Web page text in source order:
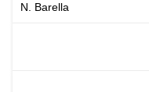
N. Barella